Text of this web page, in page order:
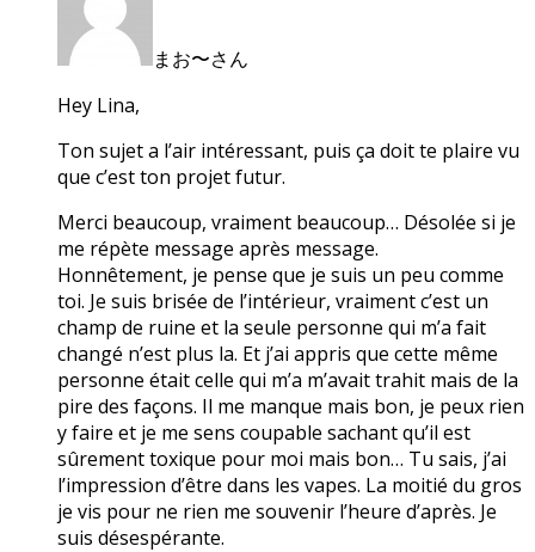
まお〜さん
Hey Lina,
Ton sujet a l’air intéressant, puis ça doit te plaire vu
que c’est ton projet futur.
Merci beaucoup, vraiment beaucoup… Désolée si je
me répète message après message.
Honnêtement, je pense que je suis un peu comme
toi. Je suis brisée de l’intérieur, vraiment c’est un
champ de ruine et la seule personne qui m’a fait
changé n’est plus la. Et j’ai appris que cette même
personne était celle qui m’a m’avait trahit mais de la
pire des façons. Il me manque mais bon, je peux rien
y faire et je me sens coupable sachant qu’il est
sûrement toxique pour moi mais bon… Tu sais, j’ai
l’impression d’être dans les vapes. La moitié du gros
je vis pour ne rien me souvenir l’heure d’après. Je
suis désespérante.